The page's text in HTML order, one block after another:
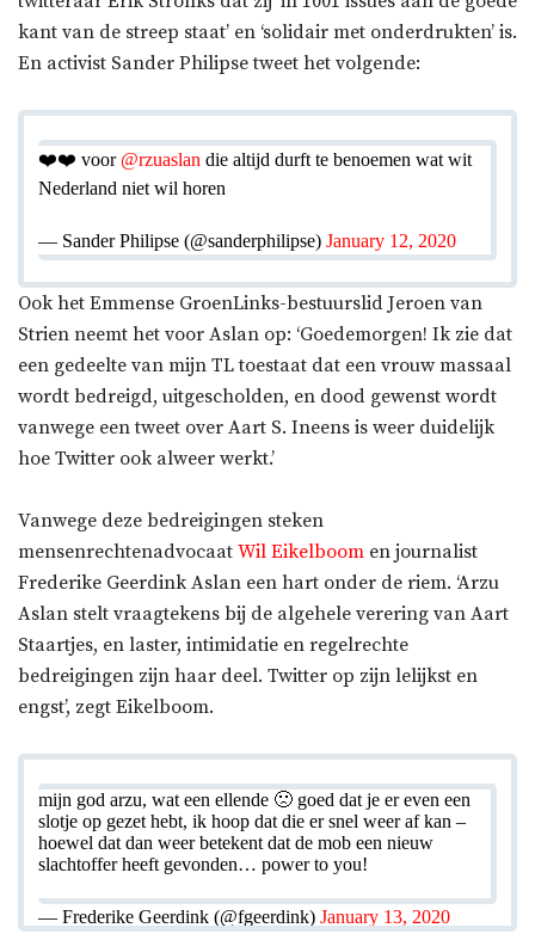
kant van de streep staat’ en ‘solidair met onderdrukten’ is.
En activist Sander Philipse tweet het volgende:
❤️❤️ voor @rzuaslan die altijd durft te benoemen wat wit
Nederland niet wil horen
— Sander Philipse (@sanderphilipse)January 12, 2020
Ook het Emmense GroenLinks-bestuurslid Jeroen van
Strien neemt het voor Aslan op: ‘Goedemorgen! Ik zie dat
een gedeelte van mijn TL toestaat dat een vrouw massaal
wordt bedreigd, uitgescholden, en dood gewenst wordt
vanwege een tweet over Aart S. Ineens is weer duidelijk
hoe Twitter ook alweer werkt.’
Vanwege deze bedreigingen steken
mensenrechtenadvocaat Wil Eikelboom en journalist
Frederike Geerdink Aslan een hart onder de riem. ‘Arzu
Aslan stelt vraagtekens bij de algehele verering van Aart
Staartjes, en laster, intimidatie en regelrechte
bedreigingen zijn haar deel. Twitter op zijn lelijkst en
engst’, zegt Eikelboom.
mijn god arzu, wat een ellende 🙁 goed dat je er even een
slotje op gezet hebt, ik hoop dat die er snel weer af kan –
hoewel dat dan weer betekent dat de mob een nieuw
slachtoffer heeft gevonden… power to you!
— Frederike Geerdink (@fgeerdink)January 13, 2020